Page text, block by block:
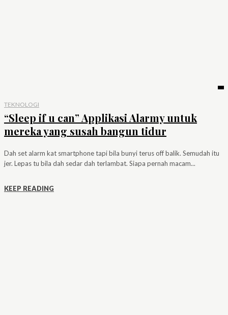
TEKNOLOGI
“Sleep if u can” Applikasi Alarmy untuk
mereka yang susah bangun tidur
Dah set alarm kat smartphone tapi bila bunyi terus off balik. Semudah itu
jer. Lepas tu bila dah sedar dah terlambat. Siapa pernah macam...
KEEP READING